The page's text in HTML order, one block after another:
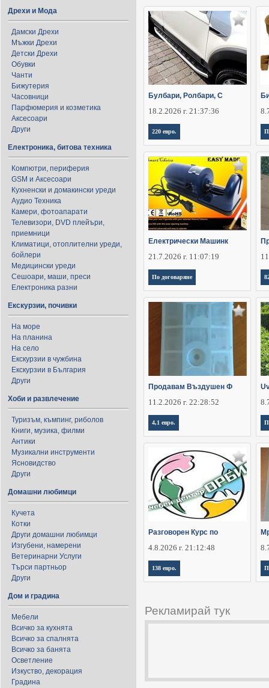
Дрехи и Мода
Дамски Дрехи
Мъжки Дрехи
Детски Дрехи
Обувки
Чанти
Бижутерия
Часовници
Парфюмерия и козметика
Аксесоари
Други
Електроника, битова техника
Компютри, периферия
GSM и Аксесоари
Кухненски и домакински уреди
Аудио Техника
Камери, фотоапарати
Телевизори, DVD плейъри,
приемници
Климатици, отоплителни уреди,
бойлери
Медицински уреди
Сешоари, маши, преси
Електроника разни
Екскурзии, почивки
На море
На планина
На село
Екскурзии в чужбина
Екскурзии в България
Други
Хоби и развлечение
Туризъм, къмпинг, риболов
Книги, музика, филми
Антики
Музикални инструменти
Ясновидство
Други
Домашни любимци
Кучета
Котки
Други домашни любимци
Изгубени, намерени
Ветеринарни Услуги
Търси партньор
Други
Дом и градина
Мебели
Всичко за кухнята
Всичко за спалнята
Всичко за банята
Осветление
Изкуство, декорация
Градина
Булбари, Ролбари, С
18.2.2026 г. 21:37:36
220 евро.
Електрически Машинк
21.7.2026 г. 11:07:19
По договаряне
Продавам Въздушен Ф
11.2.2026 г. 22:28:52
4,1 евро.
Разговорен Курс по
4.8.2026 г. 21:12:48
138 евро.
Рекламирай тук